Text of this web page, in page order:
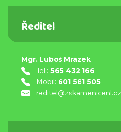
Ředitel
Mgr. Luboš Mrázek
Tel.: 565 432 166
Mobil: 601 581 505
reditel@zskamenicenl.cz